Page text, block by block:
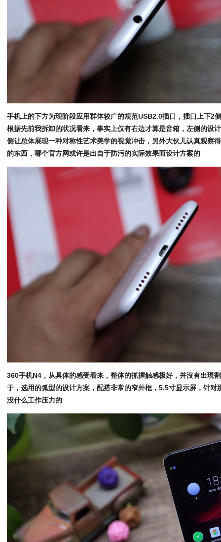
手机上的下方为现阶段应用群体较广的规范USB2.0插口，插口上下2
根据先前我拆卸的状况看来，事实上仅有右边才算是音箱，左侧的设
侧让总体展现一种对称性艺术美学的视觉冲击，另外大伙儿认真观察
的东西，哪个官方网或许是出自于防污的实际效果而设计方案的
360手机N4，从具体的感受看来，整体的抓握触感极好，并沒有出現
于，选用的弧型的设计方案，配搭非常的窄外框，5.5寸显示屏，针对
没什么工作压力的